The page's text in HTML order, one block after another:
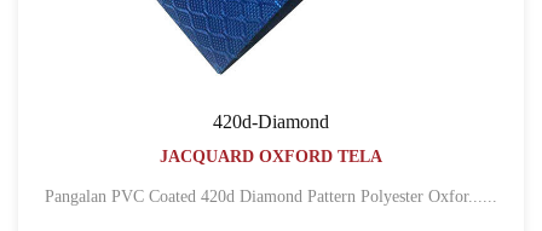
420d-Diamond
JACQUARD OXFORD TELA
Pangalan PVC Coated 420d Diamond Pattern Polyester Oxfor......